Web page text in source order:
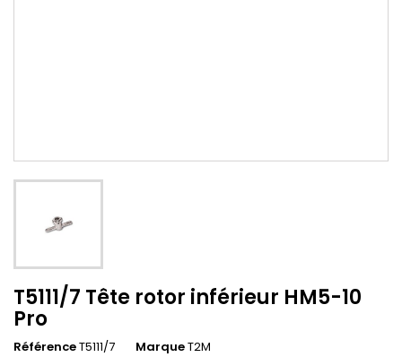
T5111/7 Tête rotor inférieur HM5-10
Pro
RéférenceT5111/7 MarqueT2M